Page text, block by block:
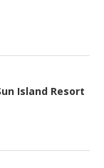
Island Resort